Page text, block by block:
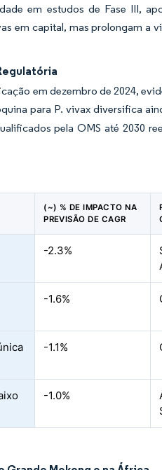
em estudos de Fase III,
em capital, mas prolongam a
em dezembro de 2024,
para P. vivax diversifica
pela OMS até 2030
(~) % DE IMPACTO NA
PREVISÃO DE CAGR
-2.3%
-1.6%
-1.1%
-1.0%